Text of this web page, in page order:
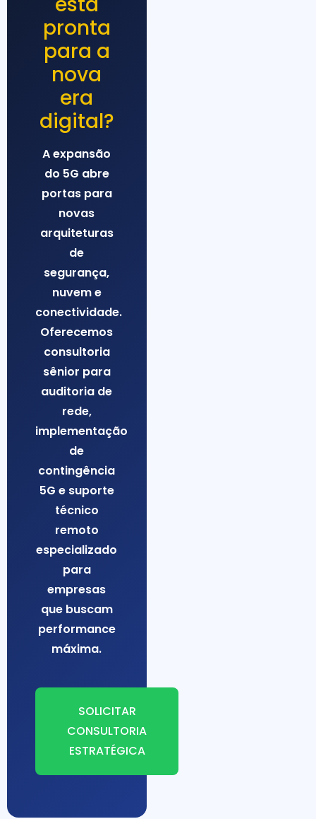
pronta
para a
nova
era
digital?
A expansão
do 5G abre
portas para
novas
arquiteturas
de
segurança,
nuvem e
conectividade.
Oferecemos
consultoria
sênior para
auditoria de
rede,
implementação
de
contingência
5G e suporte
técnico
remoto
especializado
para
empresas
que buscam
performance
máxima.
SOLICITAR
CONSULTORIA
ESTRATÉGICA